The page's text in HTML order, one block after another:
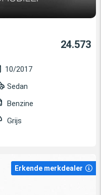
24.573
10/2017
Sedan
Benzine
Grijs
Erkende merkdealer